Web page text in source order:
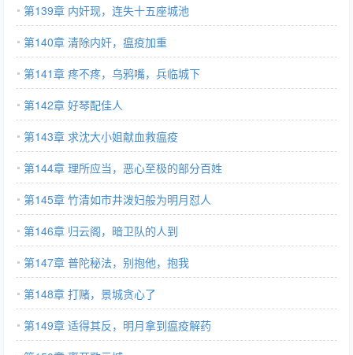
第139章 内奸现，连失十五座城池
第140章 清除内奸，瘟疫加重
第141章 疼不疼，乌鸦嘴，兵临城下
第142章 好琴配佳人
第143章 求沈大小姐献血救瘟疫
第144章 理所应当，恶心至极的部分百姓
第145章 竹清如市井泼妇般为明月怼人
第146章 归云阁，暗卫队的人到
第147章 普陀秘法，别抱他，抱我
第148章 打赌，景城贪心了
第149章 适得其反，明月拿到瘟疫解药